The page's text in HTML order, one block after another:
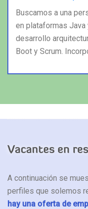
Buscamos a una
en plataformas Java
desarrollo
Boot y Scrum.
Vacantes en
A continuación se
perfiles que solemos
hay una oferta de